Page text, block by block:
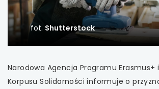
uwaga, link otwiera
uwaga, link otwiera
uwaga, link otwiera
fot. Shutterstock
Narodowa Agencja Programu Erasmus+
Korpusu Solidarności informuje o